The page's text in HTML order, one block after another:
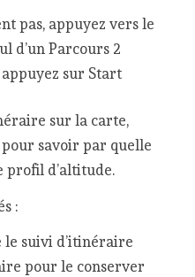
pas, appuyez vers le
d’un Parcours 2
sur Start
sur la carte,
savoir par quelle
profil d’altitude.
:
le suivi d’itinéraire
pour le conserver